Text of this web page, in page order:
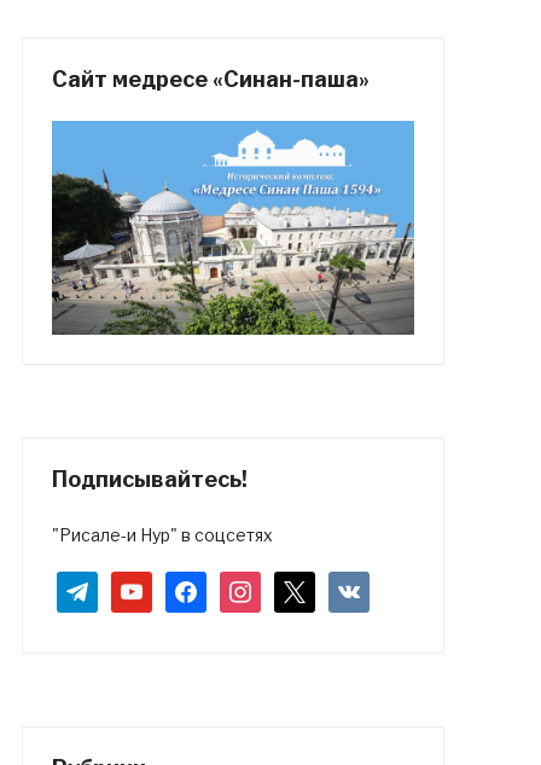
Сайт медресе «Синан-паша»
Подписывайтесь!
"Рисале-и Нур" в соцсетях
telegramyoutubefacebookinstagram vkontakte